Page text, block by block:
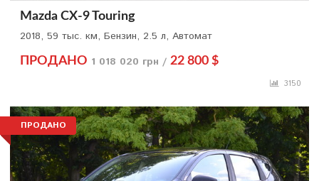
Mazda CX-9 Touring
2018, 59 тыс. км, Бензин, 2.5 л, Автомат
ПРОДАНО 1 018 020 грн / 22 800 $
3150
ПРОДАНО